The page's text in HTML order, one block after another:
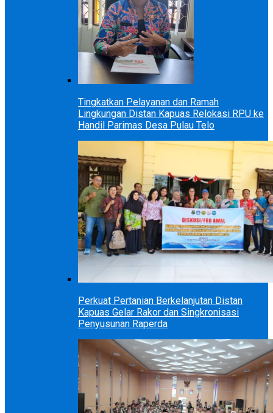
Tingkatkan Pelayanan dan Ramah
Lingkungan Distan Kapuas Relokasi RPU ke
Handil Parimas Desa Pulau Telo
Perkuat Pertanian Berkelanjutan Distan
Kapuas Gelar Rakor dan Singkronisasi
Penyusunan Raperda